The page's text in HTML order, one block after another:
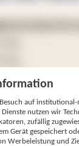
auf
nutzen wir
zufällig
Gerät gespeichert
Werbeleistung und